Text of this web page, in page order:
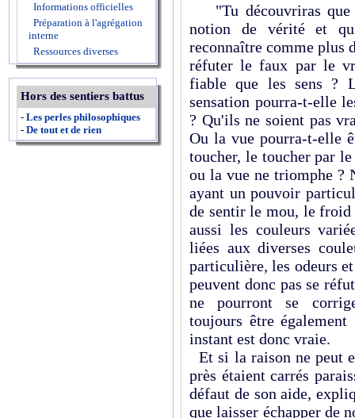
Informations officielles
Préparation à l'agrégation
interne
Ressources diverses
Hors des sentiers battus
- Les perles philosophiques
- De tout et de rien
"Tu découvriras que
notion de vérité et
reconnaître comme plus
réfuter le faux par le
fiable que les sens ?
sensation pourra-t-elle
? Qu'ils ne soient pas
Ou la vue pourra-t-elle
toucher, le toucher par
ou la vue ne triomphe ?
ayant un pouvoir
de sentir le mou, le froid
aussi les couleurs
liées aux diverses
particulière, les odeurs
peuvent donc pas se
ne pourront se
toujours être
instant est donc vraie.
Et si la raison ne peut
près étaient carrés
défaut de son aide,
que laisser échapper de